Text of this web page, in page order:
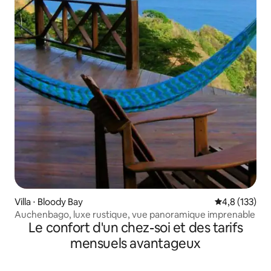
Villa ⋅ Bloody Bay Évaluation
4,8 (133)
Auchenbago, luxe rustique, vue panoramique imprenable
Le confort d'un chez-soi et des tarifs
mensuels avantageux